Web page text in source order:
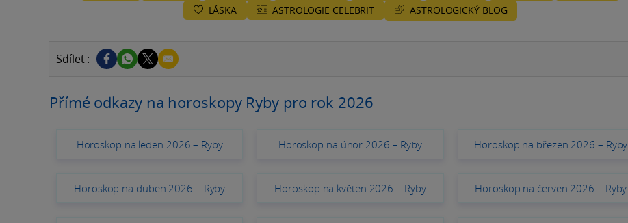
LÁSKA
ASTROLOGIE CELEBRIT ASTROLOGICKÝ BLOG
Sdílet :
Přímé odkazy na horoskopy Ryby pro rok 2026
Horoskop na leden 2026 – Ryby Horoskop na únor 2026 – Ryby Horoskop na březen 2026 – Ryby
Horoskop na duben 2026 – Ryby Horoskop na květen 2026 – Ryby Horoskop na červen 2026 – Ryby